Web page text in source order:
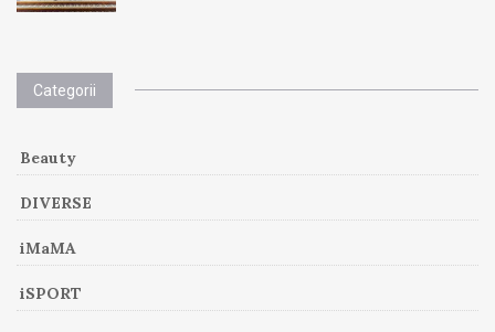
Categorii
Beauty
DIVERSE
iMaMA
iSPORT